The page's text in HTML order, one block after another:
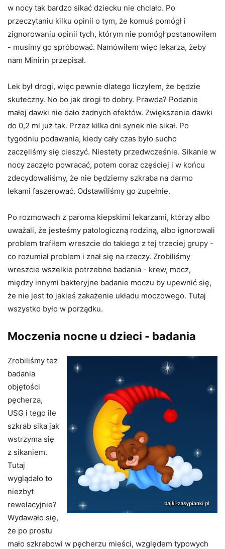
w nocy tak bardzo sikać dziecku nie chciało. Po
przeczytaniu kilku opinii o tym, że komuś pomógł i
zignorowaniu opinii tych, którym nie pomógł postanowiłem
- musimy go spróbować. Namówiłem więc lekarza, żeby
nam Minirin przepisał.
Lek był drogi, więc pewnie dlatego liczyłem, że będzie
skuteczny. No bo jak drogi to dobry. Prawda? Podanie
małej dawki nie dało żadnych efektów. Zwiększenie dawki
do 0,2 ml już tak. Przez kilka dni synek nie sikał. Po
tygodniu podawania, kiedy cały czas było sucho
zaczęliśmy się cieszyć. Niestety przedwcześnie. Sikanie w
nocy zaczęło powracać, potem coraz częściej i w końcu
zdecydowaliśmy, że nie będziemy szkraba na darmo
lekami faszerować. Odstawiliśmy go zupełnie.
Po rozmowach z paroma kiepskimi lekarzami, którzy albo
uważali, że jesteśmy patologiczną rodziną, albo ignorowali
problem trafiłem wreszcie do takiego z tej trzeciej grupy -
co rozumiał problem i znał się na rzeczy. Zrobiliśmy
wreszcie wszelkie potrzebne badania - krew, mocz,
między innymi bakteryjne badanie moczu by upewnić się,
że nie jest to jakieś zakażenie układu moczowego. Tutaj
wszystko było w porządku.
Moczenia nocne u dzieci - badania
Zrobiliśmy też
badania
objętości
pęcherza,
USG i tego ile
szkrab sika jak
wstrzyma się
z sikaniem.
Tutaj
wyglądało to
niezbyt
rewelacyjnie?
Wydawało się,
że po prostu
mało szkrabowi w pęcherzu mieści, względem typowych